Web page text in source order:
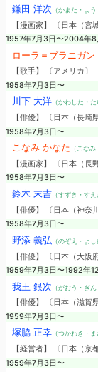
鎌田 洋次 （かまた・よう
【漫画家】 〔日本（宮
1957年7月3日〜2004年8
ローラ＝ブラニガン
【歌手】 〔アメリカ〕
1958年7月3日〜
川下 大洋（かわした・た
【俳優】 〔日本（長崎
1958年7月3日〜
こなみ かなた （こなみ
【漫画家】 〔日本（長
1958年7月3日〜
鈴木 末吉（すずき・すえ
【俳優】 〔日本（神奈
1958年7月3日〜
野添 義弘 （のぞえ・よし
【俳優】 〔日本（大阪
1959年7月3日〜1992年
我王 銀次 （がおう・ぎん
【俳優】 〔日本（滋賀
1959年7月3日〜
塚脇 正幸（つかわき・ま
【経営者】 〔日本（京
1959年7月3日〜